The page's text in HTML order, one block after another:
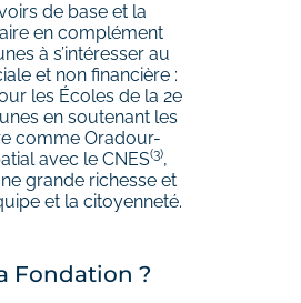
de base et la
en complément
à s’intéresser au
et non financière :
les Écoles de la 2e
en soutenant les
comme Oradour-
avec le CNES(3),
grande richesse et
et la citoyenneté.
Fondation ?